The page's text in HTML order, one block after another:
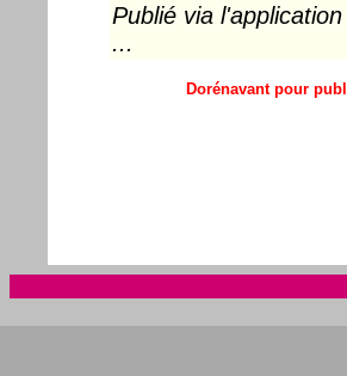
Publié via
...
Dorénavant pour